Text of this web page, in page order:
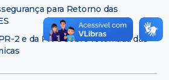
para Retorno das
2 e da PR-5 sobre retomada das